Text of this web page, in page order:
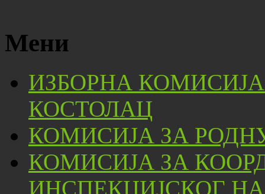
Мени
ИЗБОРНА
КОСТОЛАЦ
КОМИСИЈА ЗА
КОМИСИЈА ЗА
ИНСПЕКЦИЈСКОГ